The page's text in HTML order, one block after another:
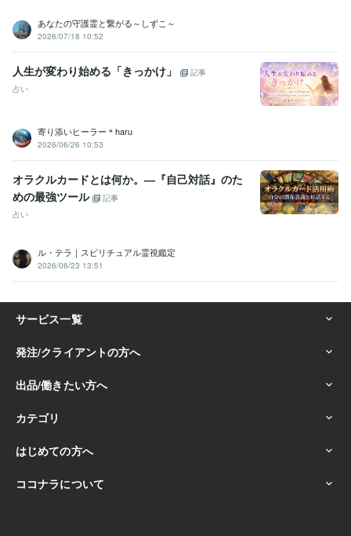
あなたの守護霊と繋がる～しずこ～
2026/07/18 10:52
人生が変わり始める「きっかけ」
記事
占い
寄り添いヒーラー＊haru
2026/06/26 10:53
オラクルカードとは何か。―『自己対話』のた
めの最強ツール
記事
占い
ル・テラ｜スピリチュアル霊視鑑定
2026/06/23 13:51